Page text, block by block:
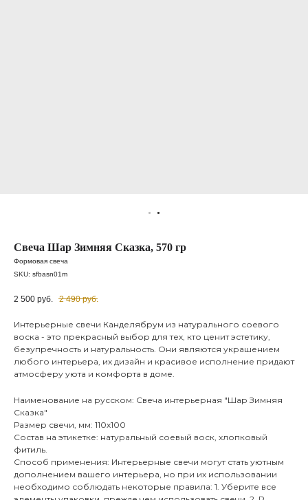
Свеча Шар Зимняя Cказка, 570 гр
Формовая свеча
SKU: sfbasn01m
2 500 руб. 2 490 руб.
Интерьерные свечи Канделябрум из натурального соевого
воска - это прекрасный выбор для тех, кто ценит эстетику,
безупречность и натуральность. Они являются украшением
любого интерьера, их дизайн и красивое исполнение придают
атмосферу уюта и комфорта в доме.
Наименование на русском: Свеча интерьерная "Шар Зимняя
Cказка"
Размер свечи, мм: 110х100
Состав на этикетке: натуральный соевый воск, хлопковый
фитиль.
Способ применения: Интерьерные свечи могут стать уютным
дополнением вашего интерьера, но при их использовании
необходимо соблюдать некоторые правила: 1. Уберите все